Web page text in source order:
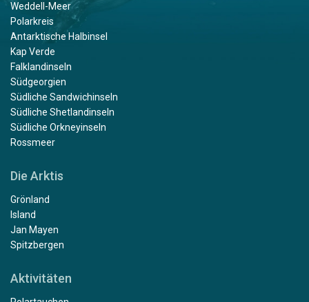
Weddell-Meer
Polarkreis
Antarktische Halbinsel
Kap Verde
Falklandinseln
Südgeorgien
Südliche Sandwichinseln
Südliche Shetlandinseln
Südliche Orkneyinseln
Rossmeer
Die Arktis
Grönland
Island
Jan Mayen
Spitzbergen
Aktivitäten